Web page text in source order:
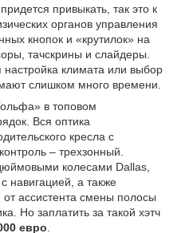
привыкать, так это к
органов управления
кнопок и «крутилок» на
тачскрины и слайдеры.
климата или выбор
слишком много времени.
в топовом
Вся оптика
кресла с
– трехзонный.
колесами Dallas,
навигацией, а также
ассистента смены полосы
Но заплатить за такой хэтч
евро.